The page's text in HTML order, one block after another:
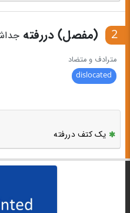
2 (مفصل) دررفته
مترادف و متضاد
dislocated
یک کتف دررفته